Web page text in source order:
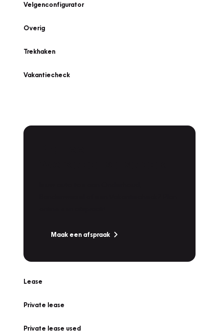
Velgenconfigurator
Overig
Trekhaken
Vakantiecheck
Maak een afspraak
Lease
Private lease
Private lease used